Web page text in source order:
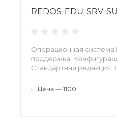
REDOS-EDU-SRV-
Операционная система
поддержка.
Стандартная редакция.
• Цена — 1100